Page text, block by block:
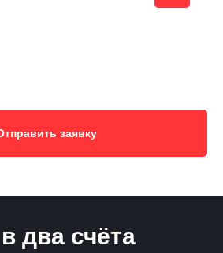
заявку
два счёта